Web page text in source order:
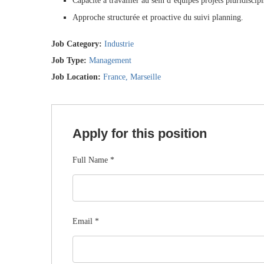
Approche structurée et proactive du suivi planning.
Job Category: Industrie
Job Type: Management
Job Location: France Marseille
Apply for this position
Full Name *
Email *